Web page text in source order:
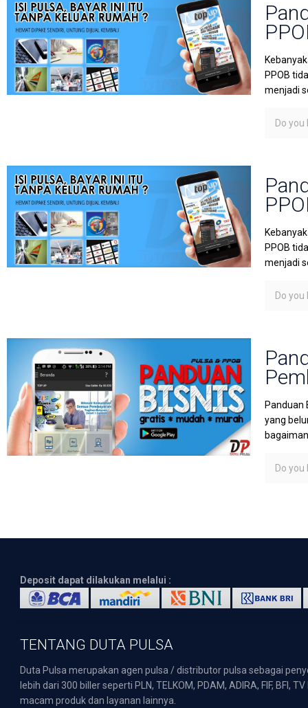
PPOB
menjadi
Do you
PPOB
menjadi
Do you
Panduan
yang
Do you
Deposit dapat dilakukan melalui :
TENTANG DUTA PULSA
Duta Pulsa merupakan agen pulsa / distributor pulsa sebagai
lebih dari 300 biller seperti PLN, TELKOM, PDAM, ADIRA, FIF,
macam produk dan layanan lainnya.